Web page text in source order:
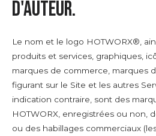
d'auteur.
Le nom et le logo HOTWORX®,
produits et services, graphiques,
marques de commerce, marques
figurant sur le Site et les autres
indication contraire, sont des
HOTWORX, enregistrées ou non,
ou des habillages commerciaux